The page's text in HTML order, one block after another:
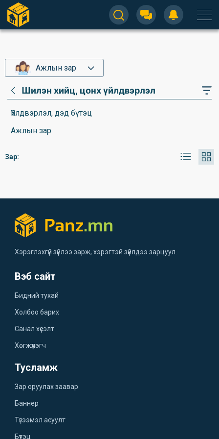
Ажлын зар
Шилэн хийц, цонх үйлдвэрлэл
Үйлдвэрлэл, дэд бүтэц
Ажлын зар
Зар:
Хэрэглэхгүй зүйлээ зарж, хэрэгтэй зүйлдээ зарцуул.
Вэб сайт
Бидний тухай
Холбоо барих
Санал хүсэлт
Хөгжүүлэгч
Тусламж
Зар оруулах заавар
Баннер
Түгээмэл асуулт
Бүтэц